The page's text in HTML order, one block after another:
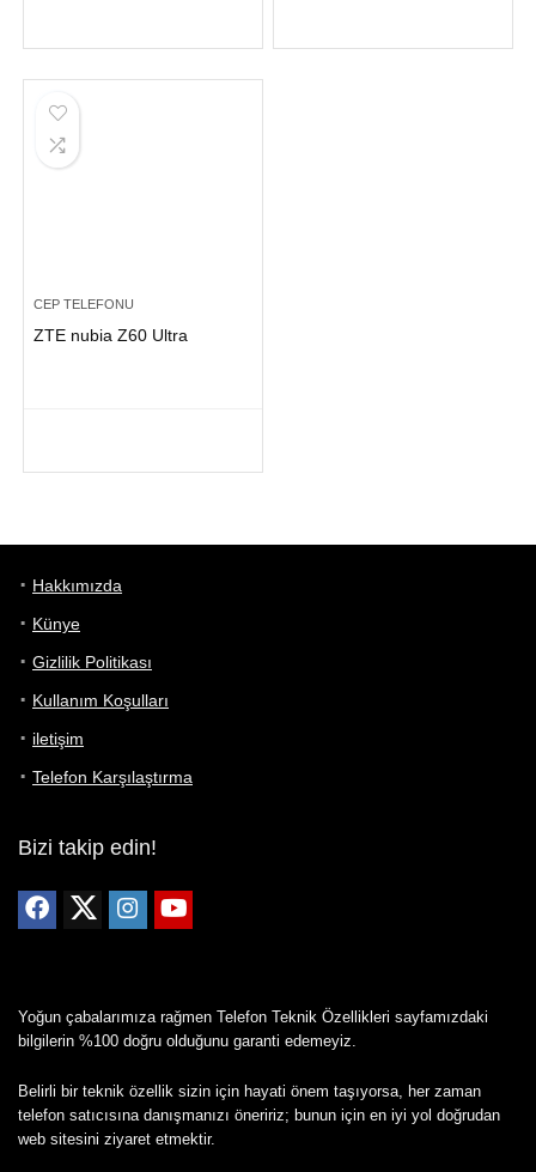
CEP TELEFONU
ZTE nubia Z60 Ultra
Hakkımızda
Künye
Gizlilik Politikası
Kullanım Koşulları
iletişim
Telefon Karşılaştırma
Bizi takip edin!
Yoğun çabalarımıza rağmen Telefon Teknik Özellikleri sayfamızdaki
bilgilerin %100 doğru olduğunu garanti edemeyiz.
Belirli bir teknik özellik sizin için hayati önem taşıyorsa, her zaman
telefon satıcısına danışmanızı öneririz; bunun için en iyi yol doğrudan
web sitesini ziyaret etmektir.